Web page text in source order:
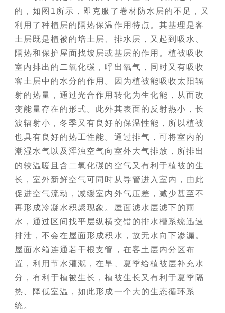
的，如图1所示，即克服了卷材防水层的不足，又
利用了种植层的隔热保温作用特点。其基理是客
土层既是植被的培土层、排水层，又起到吸水、
隔热和保护屋面找坡层或基层的作用。植被吸收
室内排出的二氧化碳，呼出氧气，同时又有吸收
客土层中的水分的作用。因为植被能吸收太阳辐
射的热量，通过光合作用转化为生化能，从而改
变能量存在的形式。此外其表面的反射热小，长
波辐射小，冬季又有良好的保温性能，所以植被
也具有良好的热工性能。通过排气，可将室内的
潮湿水气以及浑浊空气向室外大气排放，所排出
的较温暖且含二氧化碳的空气又有利于植被的生
长，室外新鲜空气可同时从导管进入室内，由此
促进空气流动，减缓室内外气压差，减少甚至不
再形成冷凝水积聚现象。屋面滤水层滤下的雨
水，通过区间找平层纵横交错的排水槽系统迅速
排泄，不会在屋面形成积水，故无水向下渗漏。
屋面水箱连通若干根支管，在客土层内分区布
置，利用节水灌溉，在旱、夏季给植被层补充水
分，有利于植被生长，植被生长又有利于夏季隔
热、降低室温，如此形成一个大的生态循环系
统。